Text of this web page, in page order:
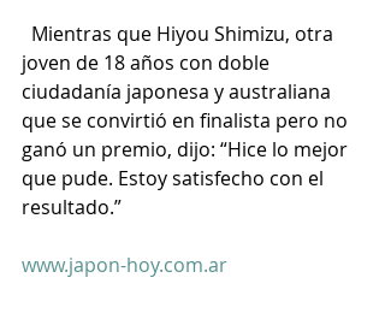
joven de 18 años con doble
ciudadanía japonesa y australiana
que se convirtió en finalista pero no
ganó un premio, dijo: “Hice lo mejor
que pude. Estoy satisfecho con el
resultado.”
www.japon-hoy.com.ar